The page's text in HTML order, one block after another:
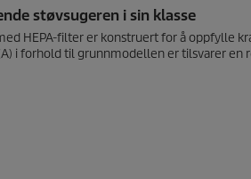
støvsugeren i sin klasse
HEPA-filter er konstruert for å oppfylle
i forhold til grunnmodellen er tilsvarer en